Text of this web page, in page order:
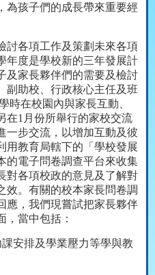
為孩子們的成長帶來重要經
討各項工作及策劃未來各項
年度是學校新的三年發展計
及家長夥伴們的需要及檢討
副助校、行政核心主任及班
時在校園內與家長互動、
在1 月份所舉行的家校交流
一步交流，以增加互動及彼
用教育局轄下的「學校發展
的電子問卷調查平台來收集
對各項校政的意見及了解對
效。有關的校本家長問卷調
應，我們現嘗試把家長夥伴
，當中包括：
安排及學業壓力等學與教